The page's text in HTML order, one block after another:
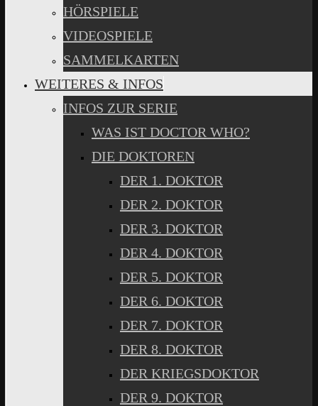
HÖRSPIELE
VIDEOSPIELE
SAMMELKARTEN
WEITERES & INFOS
INFOS ZUR SERIE
WAS IST DOCTOR WHO?
DIE DOKTOREN
DER 1. DOKTOR
DER 2. DOKTOR
DER 3. DOKTOR
DER 4. DOKTOR
DER 5. DOKTOR
DER 6. DOKTOR
DER 7. DOKTOR
DER 8. DOKTOR
DER KRIEGSDOKTOR
DER 9. DOKTOR